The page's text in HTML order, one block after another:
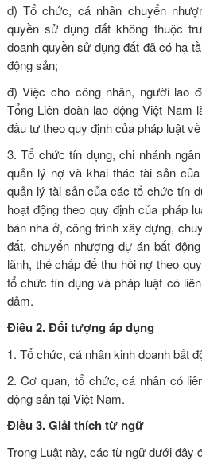
d) Tổ chức, cá nhân chuyển
quyền sử dụng đất không thuộc
doanh quyền sử dụng đất đã có hạ
động sản;
đ) Việc cho công nhân, người lao
Tổng Liên đoàn lao động Việt Nam
đầu tư theo quy định của pháp luật
3. Tổ chức tín dụng, chi nhánh
quản lý nợ và khai thác tài sản
quản lý tài sản của các tổ chức tín
hoạt động theo quy định của pháp
bán nhà ở, công trình xây dựng,
đất, chuyển nhượng dự án bất
lãnh, thế chấp để thu hồi nợ theo
tổ chức tín dụng và pháp luật có
đảm.
Điều 2. Đối tượng áp dụng
1. Tổ chức, cá nhân kinh doanh bất
2. Cơ quan, tổ chức, cá nhân có
động sản tại Việt Nam.
Điều 3. Giải thích từ ngữ
Trong Luật này, các từ ngữ dưới đây